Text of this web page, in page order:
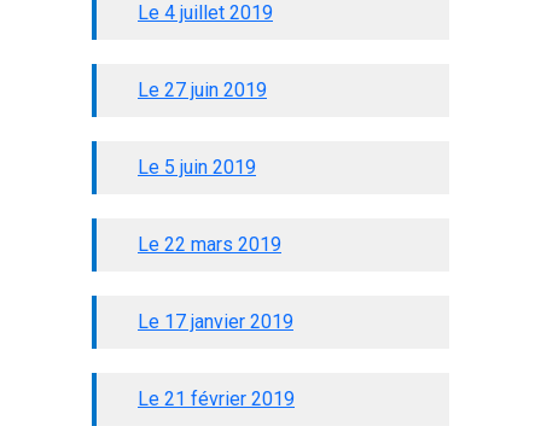
Le 4 juillet 2019
Le 27 juin 2019
Le 5 juin 2019
Le 22 mars 2019
Le 17 janvier 2019
Le 21 février 2019